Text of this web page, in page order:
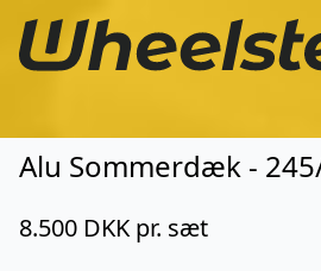
8.500 DKK pr. sæt